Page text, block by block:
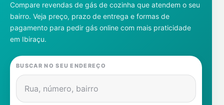
Notícias
Cadastre-se
Gás
Contatos
Compare revendas de gás de cozinha que atendem o seu
bairro. Veja preço, prazo de entrega e formas de
pagamento para pedir gás online com mais praticidade
em Ibiraçu.
BUSCAR NO SEU ENDEREÇO
Rua, número, bairro